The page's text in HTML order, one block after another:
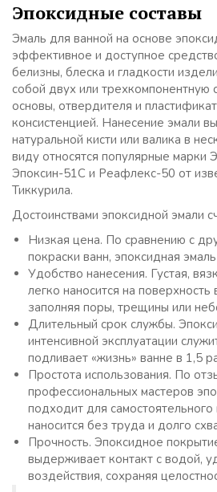
Эпоксидные составы
Эмаль для ванной на основе
эффективное и доступное
белизны, блеска и гладкости
собой двух или трехкомпонентную
основы, отвердителя и
консистенцией. Нанесение эмали
натуральной кисти или валика в
виду относятся популярные марки
Эпоксин-51С и Реафлекс-50 от
Тиккурила.
Достоинствами эпоксидной эмали
Низкая цена. По сравнению с
покраски ванн, эпоксидная
Удобство нанесения. Густая,
легко наносится на
заполняя поры, трещины или
Длительный срок службы.
интенсивной эксплуатации
подливает «жизнь» ванне в 1,5
Простота использования. По
профессиональных мастеров
подходит для самостоятельного
наносится без труда и долго
Прочность. Эпоксидное
выдерживает контакт с водой,
воздействия, сохраняя